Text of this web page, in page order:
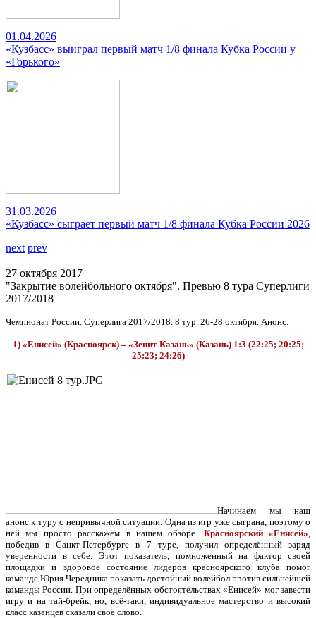
01.04.2026
«Кузбасс» выиграл первый матч 1/8 финала Кубка России у
«Горького»
31.03.2026
«Кузбасс» сыграет первый матч 1/8 финала Кубка России 2026
next prev
27 октября 2017
"Закрытие волейбольного октября". Превью 8 тура Суперлиги
2017/2018
Чемпионат России. Суперлига 2017/2018. 8 тур. 26-28 октября. Анонс.
1) «Енисей» (Красноярск) – «Зенит-Казань» (Казань) 1:3 (22:25; 20:25;
25:23; 24:26)
Начинаем мы наш
анонс к туру с непривычной ситуации. Одна из игр уже сыграна, поэтому о
ней мы просто расскажем в нашем обзоре. Красноярский «Енисей»,
победив в Санкт-Петербурге в 7 туре, получил определённый заряд
уверенности в себе. Этот показатель, помноженный на фактор своей
площадки и здоровое состояние лидеров красноярского клуба помог
команде Юрия Чередника показать достойный волейбол против сильнейшей
команды России. При определённых обстоятельствах «Енисей» мог завести
игру и на тай-брейк, но, всё-таки, индивидуальное мастерство и высокий
класс казанцев сказали своё слово.